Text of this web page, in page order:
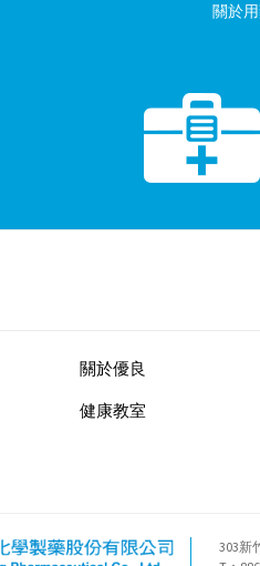
關於
關於優良
健康教室
303新